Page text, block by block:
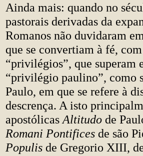
Ainda mais: quando no
pastorais derivadas da
Romanos não duvidaram
que se convertiam à fé,
“privilégios”, que superam
“privilégio paulino”, como
Paulo, em que se refere à
descrença. A isto
apostólicas Altitudo de
Romani Pontifices de são
Populis de Gregorio XIII,